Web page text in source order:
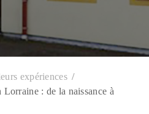
expériences
: de la naissance à